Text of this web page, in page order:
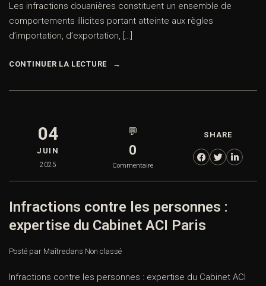
Les infractions douanières constituent un ensemble de
comportements illicites portant atteinte aux règles
d’importation, d’exportation, […]
CONTINUER LA LECTURE
04
JUIN
2025
💬
0
Commentaire
SHARE
Infractions contre les personnes :
expertise du Cabinet ACI Paris
Posté par Maîtredans Non classé
Infractions contre les personnes : expertise du Cabinet ACI